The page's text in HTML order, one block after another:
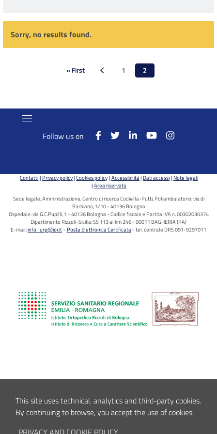
Sorry, no results found.
Pagination
First
« First Previous page
Page
1 Current
2
Follow us on
Contatti Privacy policy Cookies policy Accessibilità Dati accessi Note legali
Area riservata
Sede legale, Amministrazione, Centro di ricerca Codivilla-Putti, Poliambulatorio: via di
Barbiano, 1/10 - 40136 Bologna
Ospedale: via G.C.Pupilli, 1 - 40136 Bologna - Codice fiscale e Partita IVA n. 00302030374
Dipartimento Rizzoli-Sicilia: SS 113 al km 246 - 90011 BAGHERIA (PA)
E-mail:info_urp@ior.it Posta Elettronica Certificata tel. centrale DRS 091-9297011
This site uses technical, analytics and third-party cookies.
By continuing to browse, you accept the use of cookies.